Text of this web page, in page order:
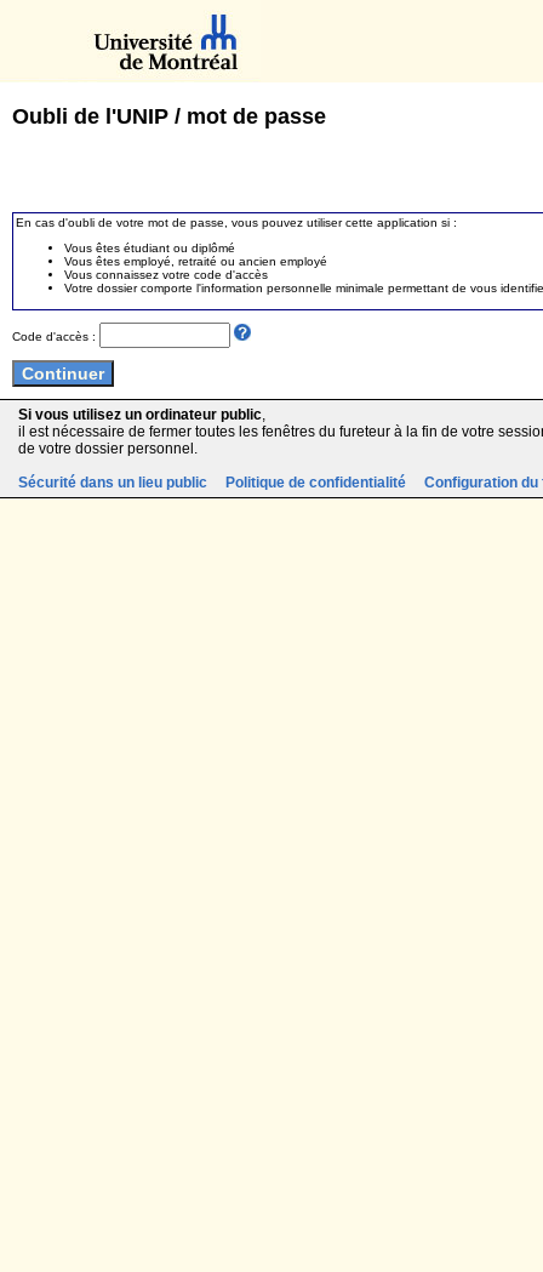
Oubli de l'UNIP / mot de passe
En cas d'oubli de votre mot de passe, vous pouvez utiliser cette application si :
Vous êtes étudiant ou diplômé
Vous êtes employé, retraité ou ancien employé
Vous connaissez votre code d'accès
Votre dossier comporte l'information personnelle minimale permettant de vous
Code d'accès :
Si vous utilisez un ordinateur public,
il est nécessaire de fermer toutes les fenêtres du fureteur à la fin de votre
de votre dossier personnel.
Sécurité dans un lieu public
Politique de confidentialité Configuration du